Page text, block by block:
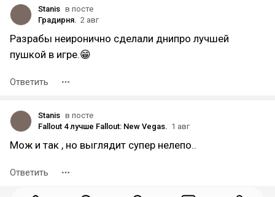
Stanis в посте
Градирня. 2 авг
Разрабы неиронично сделали днипро лучшей
пушкой в игре.😁
Ответить
Stanis в посте
Fallout 4 лучше Fallout: New Vegas. 1 авг
Мож и так , но выглядит супер нелепо..
Ответить